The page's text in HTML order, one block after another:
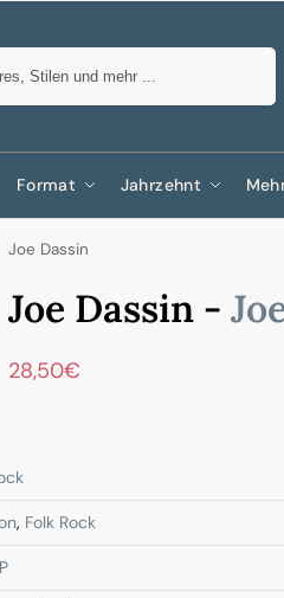
Format Jahrzehnt
Joe Dassin
Joe Dassin -
28,50€
, Folk Rock